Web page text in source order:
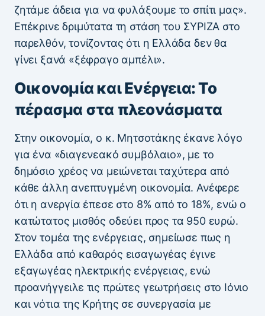
ζητάμε άδεια για να φυλάξουμε το σπίτι μας».
Επέκρινε δριμύτατα τη στάση του ΣΥΡΙΖΑ στο
παρελθόν, τονίζοντας ότι η Ελλάδα δεν θα
γίνει ξανά «ξέφραγο αμπέλι».
Οικονομία και Ενέργεια: Το
πέρασμα στα πλεονάσματα
Στην οικονομία, ο κ. Μητσοτάκης έκανε λόγο
για ένα «διαγενεακό συμβόλαιο», με το
δημόσιο χρέος να μειώνεται ταχύτερα από
κάθε άλλη ανεπτυγμένη οικονομία. Ανέφερε
ότι η ανεργία έπεσε στο 8% από το 18%, ενώ ο
κατώτατος μισθός οδεύει προς τα 950 ευρώ.
Στον τομέα της ενέργειας, σημείωσε πως η
Ελλάδα από καθαρός εισαγωγέας έγινε
εξαγωγέας ηλεκτρικής ενέργειας, ενώ
προανήγγειλε τις πρώτες γεωτρήσεις στο Ιόνιο
και νότια της Κρήτης σε συνεργασία με